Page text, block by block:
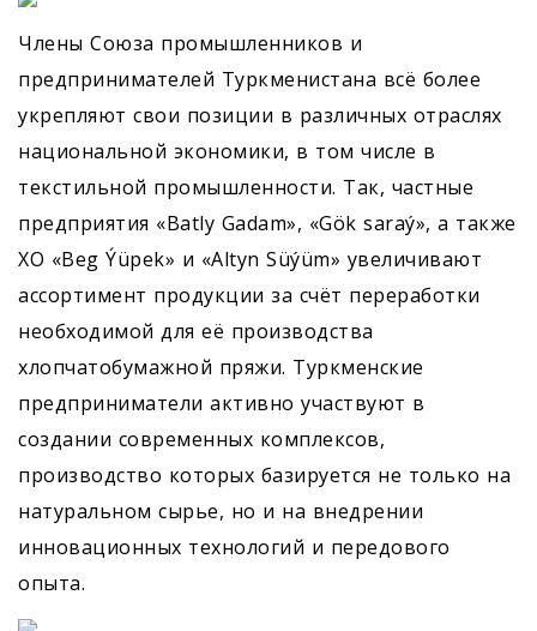
Члены Союза промышленников и
предпринимателей Туркменистана всё более
укрепляют свои позиции в различных отраслях
национальной экономики, в том числе в
текстильной промышленности. Так, частные
предприятия «Batly Gadam», «Gök saraý», а также
ХО «Beg Ýüpek» и «Altyn Süýüm» увеличивают
ассортимент продукции за счёт переработки
необходимой для её производства
хлопчатобумажной пряжи. Турк­менские
предприниматели активно участвуют в
создании современных комплексов,
производство которых базируется не только на
натуральном сырье, но и на внедрении
инновационных технологий и передового
опыта.